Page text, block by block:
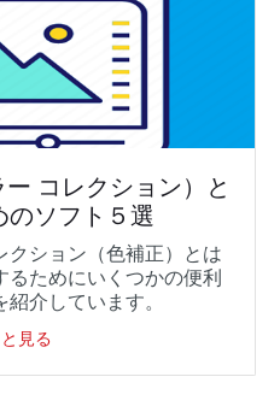
コレクション）と
のソフト５選
クション（色補正）とは
るためにいくつかの便利
介しています。
見る